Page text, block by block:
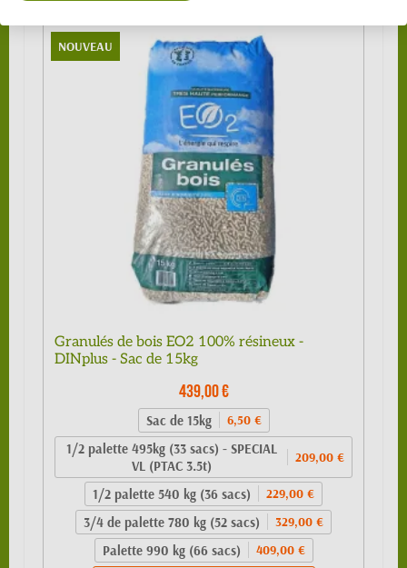
NOUVEAU
Granulés de bois EO2 100% résineux -
DINplus - Sac de 15kg
439,00 €
Sac de 15kg 6,50 €
1/2 palette 495kg (33 sacs) - SPECIAL
VL (PTAC 3.5t)
209,00 €
1/2 palette 540 kg (36 sacs) 229,00 €
3/4 de palette 780 kg (52 sacs) 329,00 €
Palette 990 kg (66 sacs) 409,00 €